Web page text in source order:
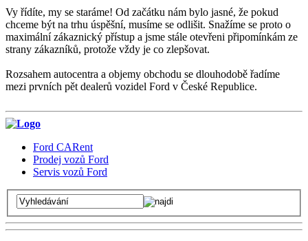
Vy řídíte, my se staráme! Od začátku nám bylo jasné, že pokud
chceme být na trhu úspěšní, musíme se odlišit. Snažíme se proto o
maximální zákaznický přístup a jsme stále otevřeni připomínkám ze
strany zákazníků, protože vždy je co zlepšovat.
Rozsahem autocentra a objemy obchodu se dlouhodobě řadíme
mezi prvních pět dealerů vozidel Ford v České Republice.
Ford CARent
Prodej vozů Ford
Servis vozů Ford